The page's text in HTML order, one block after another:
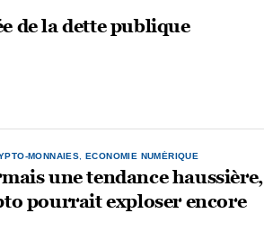
de la dette publique
MONNAIES ,ECONOMIE NUMÉRIQUE
une tendance haussière,
pourrait exploser encore